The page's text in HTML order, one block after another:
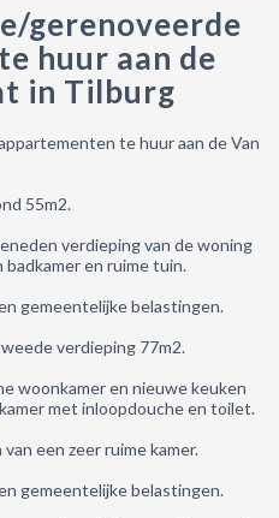
gerenoveerde
huur aan de
in Tilburg
te huur aan de Van
55m2.
verdieping van de woning
badkamer en ruime tuin.
gemeentelijke belastingen.
verdieping 77m2.
woonkamer en nieuwe keuken
met inloopdouche en toilet.
een zeer ruime kamer.
gemeentelijke belastingen.